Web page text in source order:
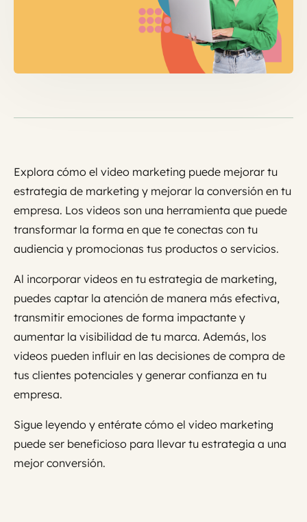
Explora cómo el video marketing puede mejorar tu
estrategia de marketing y mejorar la conversión en tu
empresa. Los videos son una herramienta que puede
transformar la forma en que te conectas con tu
audiencia y promocionas tus productos o servicios.
Al incorporar videos en tu estrategia de marketing,
puedes captar la atención de manera más efectiva,
transmitir emociones de forma impactante y
aumentar la visibilidad de tu marca. Además, los
videos pueden influir en las decisiones de compra de
tus clientes potenciales y generar confianza en tu
empresa.
Sigue leyendo y entérate cómo el video marketing
puede ser beneficioso para llevar tu estrategia a una
mejor conversión.